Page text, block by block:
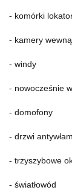
- komórki
- kamery
- windy
- nowocześnie
- domofony
- drzwi
- trzyszybowe
- światłowód